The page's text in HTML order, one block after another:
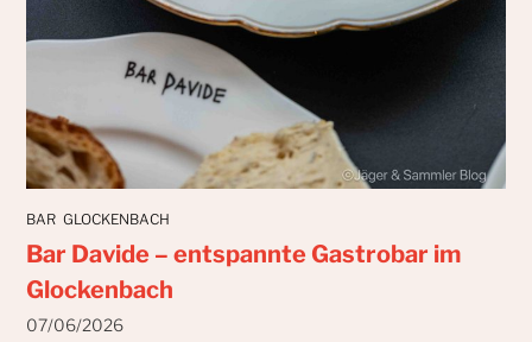
BAR GLOCKENBACH
Bar Davide – entspannte Gastrobar im
Glockenbach
07/06/2026